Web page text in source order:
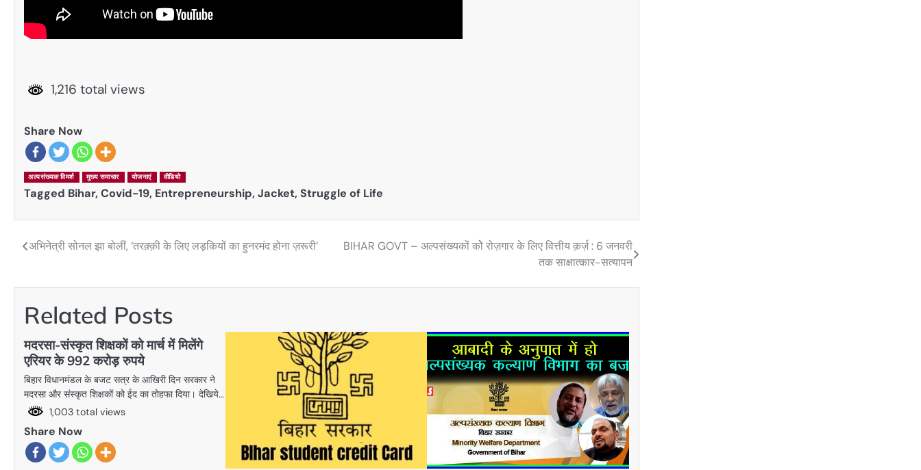
1,216 total views
Share Now
अल्पसंख्यक विमर्श मुख्य समाचार योजनाएं वीडियो
Tagged Bihar,Covid-19, Entrepreneurship,Jacket,Struggle of Life
Post
अभिनेत्री सोनल झा बोलीं, ‘तरक़्क़ी के लिए लड़कियों का हुनरमंद होना ज़रूरी’
BIHAR GOVT – अल्पसंख्यकों कोे रोज़गार के लिए वित्तीय क़र्ज़ : 6 जनवरी
तक साक्षात्कार-सत्यापन
Related Posts
मदरसा-संस्कृत शिक्षकों को मार्च में मिलेंगे
एरियर के 992 करोड़ रुपये
बिहार विधानमंडल के बजट सत्र के आखिरी दिन सरकार ने
मदरसा और संस्कृत शिक्षकों को ईद का तोहफा दिया। देखिये…
1,003 total views
Share Now